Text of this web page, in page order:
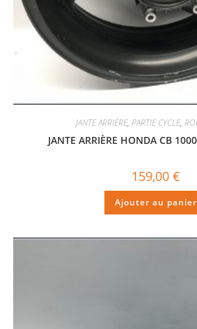
JANTE ARRIÈRE, PARTIE CYCLE,
JANTE ARRIÈRE HONDA CB
159,00 €
Ajouter au panier